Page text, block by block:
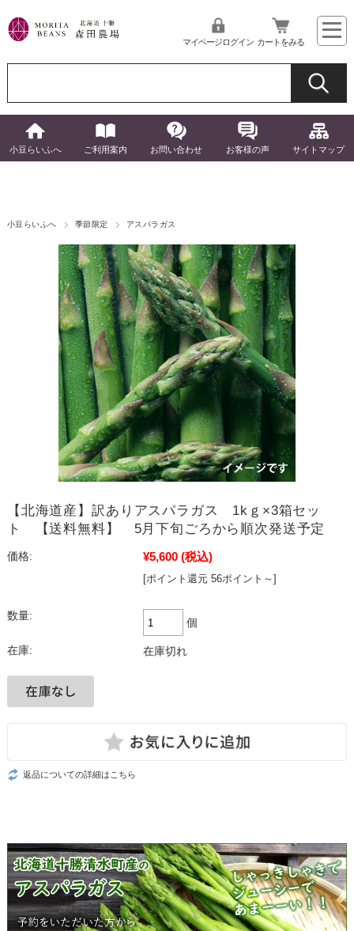
マイページログイン カートをみる
小豆らいふへ ご利用案内 お問い合わせ お客様の声 サイトマップ
小豆らいふへ 季節限定 アスパラガス
【北海道産】訳ありアスパラガス 1kｇ×3箱セッ
ト 【送料無料】 5月下旬ごろから順次発送予定
価格: ¥5,600 (税込)
[ポイント還元 56ポイント～]
数量:
個
在庫: 在庫切れ
返品についての詳細はこちら